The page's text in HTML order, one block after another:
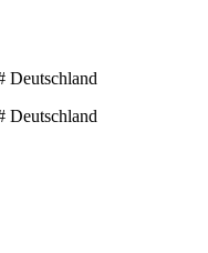
Deutschland
Deutschland